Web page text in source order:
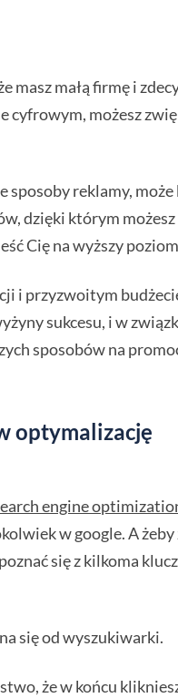
masz małą firmę i
cyfrowym, możesz
sposoby reklamy,
dzięki którym możesz
Cię na wyższy
i przyzwoitym
sukcesu, i w
sposobów na
optymalizację
engine
w google. A
się z kilkoma
się od wyszukiwarki.
że w końcu